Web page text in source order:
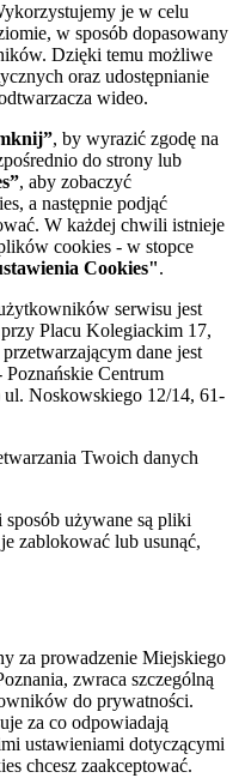
je w celu
w sposób dopasowany
Dzięki temu możliwe
oraz udostępnianie
wideo.
, by wyrazić zgodę na
do strony lub
, aby zobaczyć
a następnie podjąć
W każdej chwili istnieje
cookies - w stopce
Cookies".
serwisu jest
Placu Kolegiackim 17,
dane jest
Centrum
Noskowskiego 12/14, 61-
Twoich danych
używane są pliki
zablokować lub usunąć,
za prowadzenie Miejskiego
zwraca szczególną
do prywatności.
za co odpowiadają
ustawieniami dotyczącymi
chcesz zaakceptować.